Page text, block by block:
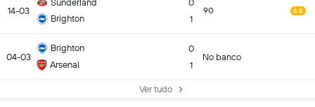
14-03
Sunderland
Brighton
0
1
90 6.8
04-03
Brighton
Arsenal
0
1
No banco
Ver tudo